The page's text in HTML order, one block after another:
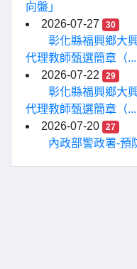
向盤」
2026-07-27
30
彰化縣福興鄉大
代理教師甄選簡章（...
2026-07-22
29
彰化縣福興鄉大
代理教師甄選簡章（...
2026-07-20
27
內政部警政署-預